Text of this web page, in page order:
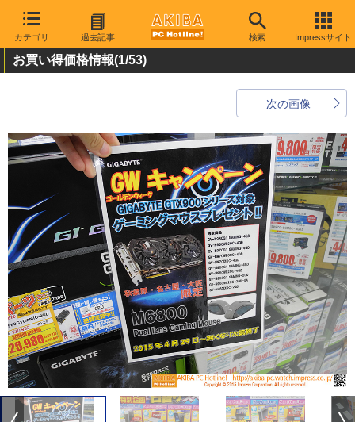
カテゴリ 過去記事 検索 Impressサイト
お買い得価格情報(1/53)
次の画像